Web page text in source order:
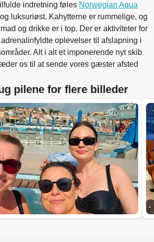
indretning føles Norwegian Aqua
luksuriøst. Kahytterne er rummelige, og
og drikke er i top. Der er aktiviteter for
oplevelser til afslapning i
Alt i alt et imponerende nyt skib
os til at sende vores gæster afsted
pilene for flere billeder